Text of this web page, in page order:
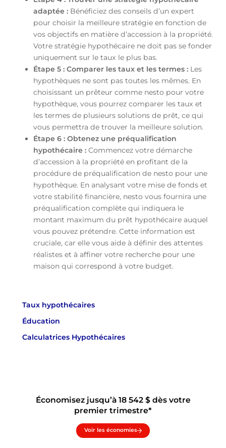
adaptée :Bénéficiez des conseils d’un expert
pour choisir la meilleure stratégie en fonction de
vos objectifs en matière d’accession à la propriété.
Votre stratégie hypothécaire ne doit pas se fonder
uniquement sur le taux le plus bas.
Étape 5 : Comparer les taux et les termes : Les
hypothèques ne sont pas toutes les mêmes. En
choisissant un prêteur comme nesto pour votre
hypothèque, vous pourrez comparer les taux et
les termes de plusieurs solutions de prêt, ce qui
vous permettra de trouver la meilleure solution.
Étape 6 : Obtenez une préqualification
hypothécaire : Commencez votre démarche
d’accession à la propriété en profitant de la
procédure de préqualification de nesto pour une
hypothèque. En analysant votre mise de fonds et
votre stabilité financière, nesto vous fournira une
préqualification complète qui indiquera le
montant maximum du prêt hypothécaire auquel
vous pouvez prétendre. Cette information est
cruciale, car elle vous aide à définir des attentes
réalistes et à affiner votre recherche pour une
maison qui correspond à votre budget.
Taux hypothécaires
Éducation
Calculatrices Hypothécaires
Économisez jusqu’à 18 542 $ dès votre
premier trimestre*
Voir les économies